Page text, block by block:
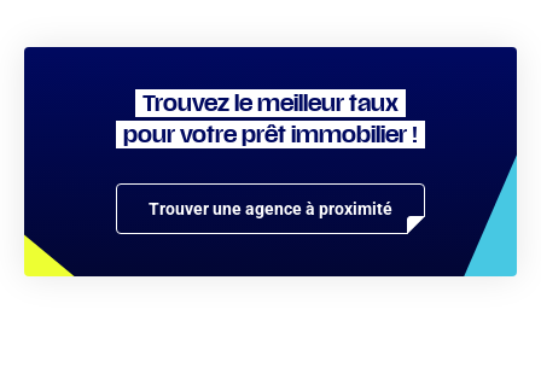
Trouvez le meilleur taux
pour votre prêt immobilier !
Trouver une agence à proximité